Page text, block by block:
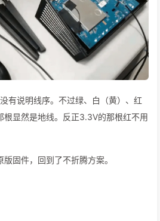
有说明线序。不过绿、白（黄）、红
根显然是地线。反正3.3V的那根红不用
固件，回到了不折腾方案。